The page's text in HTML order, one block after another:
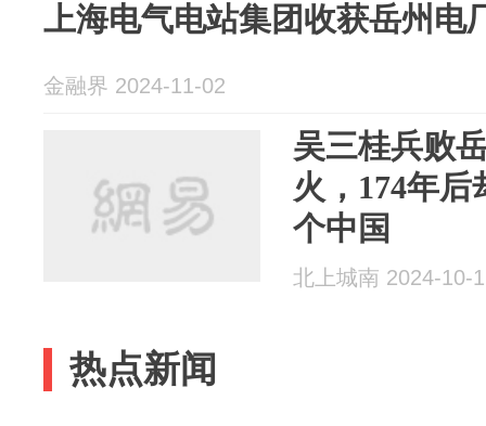
上海电气电站集团收获岳州电
金融界 2024-11-02
吴三桂兵败
火，174年
个中国
北上城南 2024-10-
热点新闻